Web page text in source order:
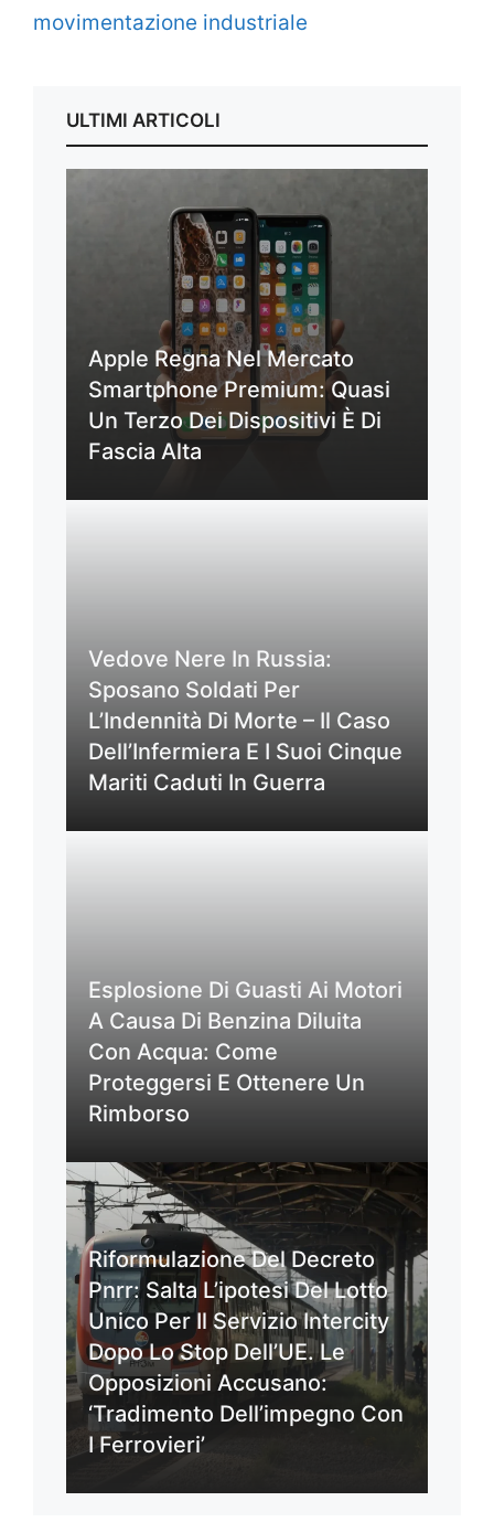
movimentazione industriale
ULTIMI ARTICOLI
Apple Regna Nel Mercato
Smartphone Premium: Quasi
Un Terzo Dei Dispositivi È Di
Fascia Alta
Vedove Nere In Russia:
Sposano Soldati Per
L’Indennità Di Morte – Il Caso
Dell’Infermiera E I Suoi Cinque
Mariti Caduti In Guerra
Esplosione Di Guasti Ai Motori
A Causa Di Benzina Diluita
Con Acqua: Come
Proteggersi E Ottenere Un
Rimborso
Riformulazione Del Decreto
Pnrr: Salta L’ipotesi Del Lotto
Unico Per Il Servizio Intercity
Dopo Lo Stop Dell’UE. Le
Opposizioni Accusano:
‘Tradimento Dell’impegno Con
I Ferrovieri’